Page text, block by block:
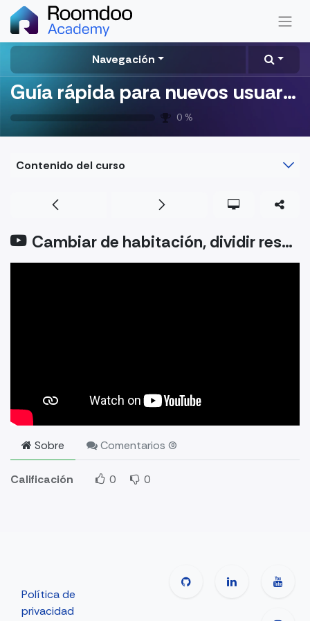
Navegación
Guía rápida para nuevos usuarios
0 %
Contenido del curso
Cambiar de habitación, dividir reserva y reselling
Sobre Comentarios (
Calificación 0 0
Política de
privacidad